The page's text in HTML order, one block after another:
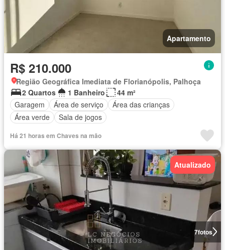
Apartamento
R$ 210.000
Região Geográfica Imediata de Florianópolis, Palhoça
2 Quartos
1 Banheiro
44 m²
Garagem
Área de serviço
Área das crianças
Área verde
Sala de jogos
Há 21 horas em Chaves na mão
7fotos
Atualizado